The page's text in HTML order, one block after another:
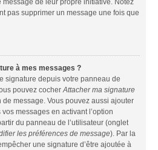
pas supprimer un message une fois que
à mes messages ?
signature depuis votre panneau de
pouvez cocher Attacher ma signature
message. Vous pouvez aussi ajouter
messages en activant l’option
du panneau de l’utilisateur (onglet
les préférences de message). Par la
une signature d’être ajoutée à